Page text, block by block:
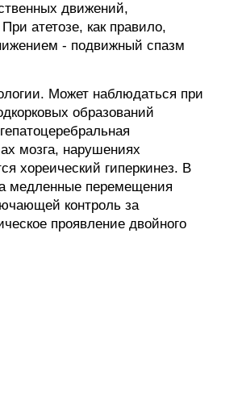
движений,
атетозе, как правило,
- подвижный спазм
Может наблюдаться при
образований
мозга, нарушениях
хореический гиперкинез. В
медленные перемещения
контроль за
проявление двойного